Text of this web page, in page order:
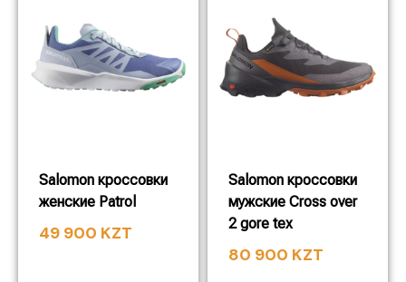
Salomon кроссовки
женские Patrol
49 900 KZT
Salomon кроссовки
мужские Cross over
2 gore tex
80 900 KZT